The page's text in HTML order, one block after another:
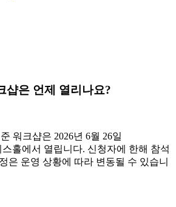
샵은 언제 열리나요?
워크샵은 2026년 6월 26일
스홀에서 열립니다. 신청자에 한해 참석
은 운영 상황에 따라 변동될 수 있습니